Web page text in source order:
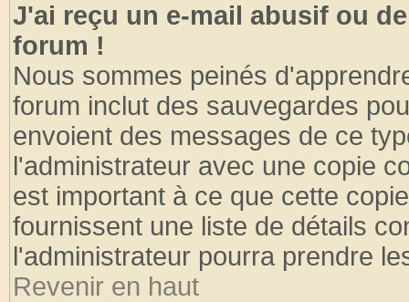
J'ai reçu un e-mail abusif ou
forum !
Nous sommes peinés
forum inclut des sauvegardes
envoient des messages de ce
l'administrateur avec une copie
est important à ce que cette
fournissent une liste de détails
l'administrateur pourra prendre
Revenir en haut